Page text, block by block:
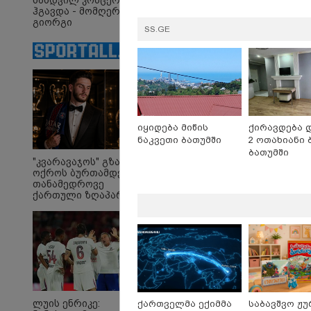
ირაკლი
ღარიბაშვილი კლინიკაში
იყო გადაყვანილი - რა
დეტალებზე საუბრობს
მისი ადვოკატი?
ჰგავდა - მომღერალი
გიორგი
დაქორწინდა (ვიდეო)
"კვარავაჯოს" გზა
ოქროს ბურთამდე:
თანამედროვე
ქართული ზღაპარი
ლუის ენრიკე:
SS.GE
იყიდება მიწის
ნაკვეთი ბათუმში
ქირავდება
2 ოთახიანი
ბათუმში
ქართველმა ექიმმა
საბავშვო